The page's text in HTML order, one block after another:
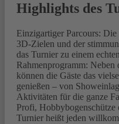
Highlights des
Einzigartiger Parcours:
3D-Zielen und der
das Turnier zu einem
Rahmenprogramm: Neben
können die Gäste das
genießen – von
Aktivitäten für die ganze
Profi, Hobbybogenschütze
Turnier heißt jeden